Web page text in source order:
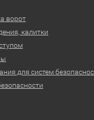
ворот
калитки
для систем